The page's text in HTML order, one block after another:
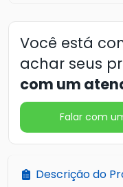
Você está
achar seus
com um
Falar com
Descrição do